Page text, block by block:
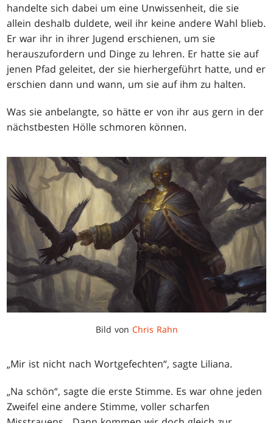
handelte sich dabei um eine Unwissenheit, die sie
allein deshalb duldete, weil ihr keine andere Wahl blieb.
Er war ihr in ihrer Jugend erschienen, um sie
herauszufordern und Dinge zu lehren. Er hatte sie auf
jenen Pfad geleitet, der sie hierhergeführt hatte, und er
erschien dann und wann, um sie auf ihm zu halten.
Was sie anbelangte, so hätte er von ihr aus gern in der
nächstbesten Hölle schmoren können.
Bild von Chris Rahn
„Mir ist nicht nach Wortgefechten“, sagte Liliana.
„Na schön“, sagte die erste Stimme. Es war ohne jeden
Zweifel eine andere Stimme, voller scharfen